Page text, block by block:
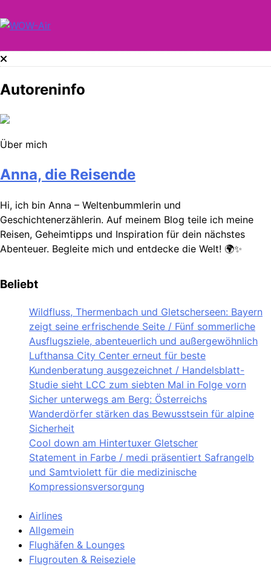
to
WOW-Air
Autoreninfo
Über mich
Anna, die Reisende
Hi, ich bin Anna – Weltenbummlerin und
Geschichtenerzählerin. Auf meinem Blog teile ich meine
Reisen, Geheimtipps und Inspiration für dein nächstes
Abenteuer. Begleite mich und entdecke die Welt! 🌍✨
Beliebt
Wildfluss, Thermenbach und Gletscherseen: Bayern
zeigt seine erfrischende Seite / Fünf sommerliche
Ausflugsziele, abenteuerlich und außergewöhnlich
Lufthansa City Center erneut für beste
Kundenberatung ausgezeichnet / Handelsblatt-
Studie sieht LCC zum siebten Mal in Folge vorn
Sicher unterwegs am Berg: Österreichs
Wanderdörfer stärken das Bewusstsein für alpine
Sicherheit
Cool down am Hintertuxer Gletscher
Statement in Farbe / medi präsentiert Safrangelb
und Samtviolett für die medizinische
Kompressionsversorgung
Airlines
Allgemein
Flughäfen & Lounges
Flugrouten & Reiseziele